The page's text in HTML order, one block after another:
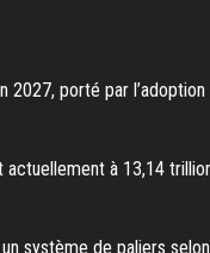
porté par
à 13,14
système de paliers